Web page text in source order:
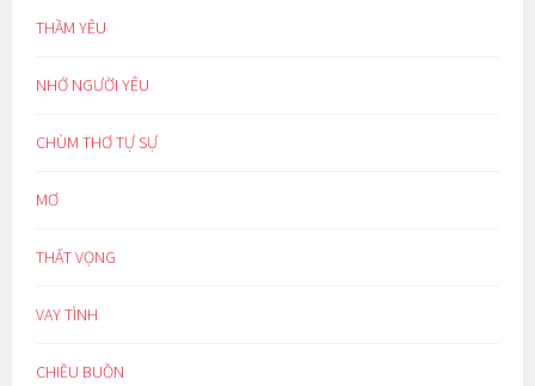
THẦM YÊU
NHỚ NGƯỜI YÊU
CHÙM THƠ TỰ SỰ
MƠ
THẤT VỌNG
VAY TÌNH
CHIỀU BUỒN